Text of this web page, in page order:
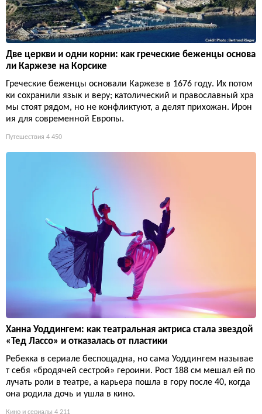
Две церкви и одни корни: как греческие беженцы основа
ли Каржезе на Корсике
Греческие беженцы основали Каржезе в 1676 году. Их потом
ки сохранили язык и веру; католический и православный хра
мы стоят рядом, но не конфликтуют, а делят прихожан. Ирон
ия для современной Европы.
Путешествия 4 450
Ханна Уоддингем: как театральная актриса стала звездой
«Тед Лассо» и отказалась от пластики
Ребекка в сериале беспощадна, но сама Уоддингем называе
т себя «бродячей сестрой» героини. Рост 188 см мешал ей по
лучать роли в театре, а карьера пошла в гору после 40, когда
она родила дочь и ушла в кино.
Кино и сериалы 4 211